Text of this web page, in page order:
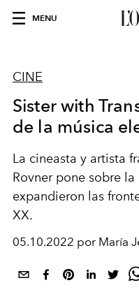
MENU
CINE
Sister with
de la música
La cineasta y artista
Rovner pone sobre
expandieron las
XX.
05.10.2022 por María